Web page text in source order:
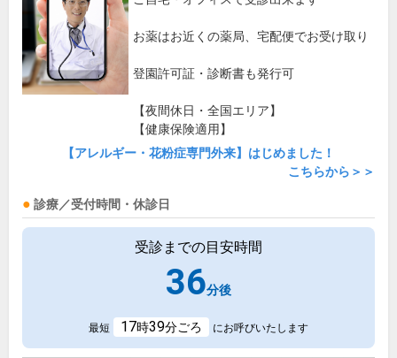
お薬はお近くの薬局、宅配便でお受け取り
登園許可証・診断書も発行可
【夜間休日・全国エリア】
【健康保険適用】
【アレルギー・花粉症専門外来】はじめました！
こちらから＞＞
診療／受付時間・休診日
受診までの目安時間
36分後
最短 17時39分ごろ にお呼びいたします